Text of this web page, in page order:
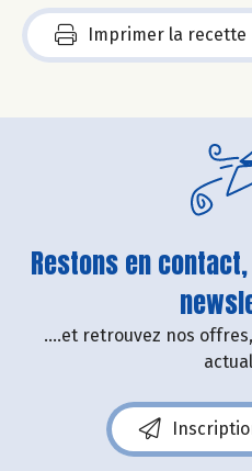
Imprimer la recette
Restons en
....et retrouvez nos